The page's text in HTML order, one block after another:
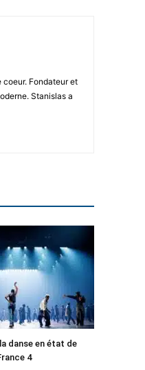
coeur. Fondateur et
Stanislas a
danse en état de
4